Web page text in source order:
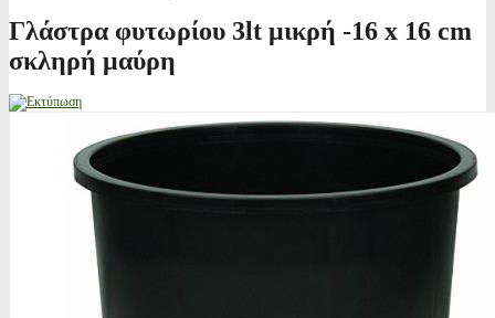
Γλάστρα φυτωρίου 3lt μικρή -16 x 16 cm
σκληρή μαύρη